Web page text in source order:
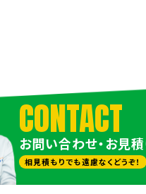
CONTACT
お問い合わせ・お見積
相見積もりでも遠慮なくどうぞ！